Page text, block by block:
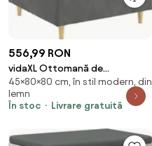
556,99 RON
vidaXL Ottomană de
depozitare Gri închis 80 x 80 x
45 cm Catifea
45×80×80 cm, în stil modern, din
lemn
În stoc
Livrare gratuită